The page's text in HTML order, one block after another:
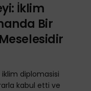
İklim
Bir
iklim diplomasisi
kabul etti ve